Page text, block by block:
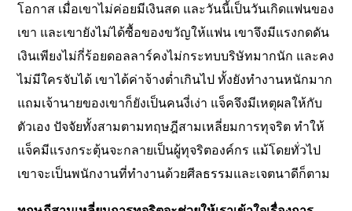
โอกาส เมื่อเขาไม่ค่อยมีเงินสด และวันนี้เป็นวันเกิดแฟนของ
เขา และเขายังไม่ได้ซื้อของขวัญให้แฟน เขาจึงมีแรงกดดัน
เงินเพียงไม่กี่ร้อยดอลลาร์คงไม่กระทบบริษัทมากนัก และคง
ไม่มีใครจับได้ เขาได้ค่าจ้างต่ำเกินไป ทั้งยังทำงานหนักมาก
แถมเจ้านายของเขาก็ยังเป็นคนงี่เง่า แจ็คจึงมีเหตุผลให้กับ
ตัวเอง ปัจจัยทั้งสามตามทฤษฎีสามเหลี่ยมการทุจริต ทำให้
แจ็คมีแรงกระตุ้นจะกลายเป็นผู้ทุจริตองค์กร แม้โดยทั่วไป
เขาจะเป็นพนักงานที่ทำงานด้วยศีลธรรมและเจตนาดีก็ตาม